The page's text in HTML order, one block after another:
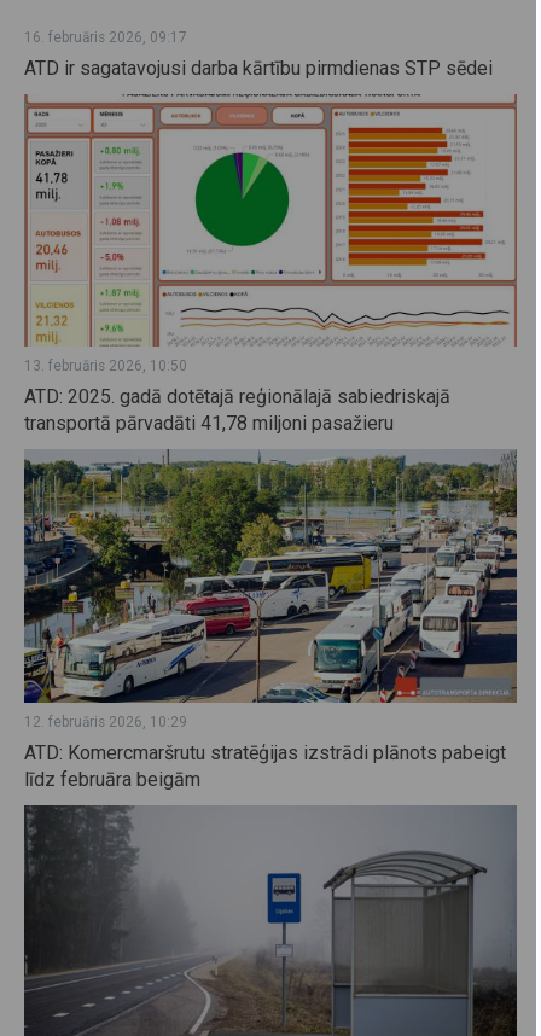
16. februāris 2026, 09:17
ATD ir sagatavojusi darba kārtību pirmdienas STP sēdei
13. februāris 2026, 10:50
ATD: 2025. gadā dotētajā reģionālajā sabiedriskajā
transportā pārvadāti 41,78 miljoni pasažieru
12. februāris 2026, 10:29
ATD: Komercmaršrutu stratēģijas izstrādi plānots pabeigt
līdz februāra beigām